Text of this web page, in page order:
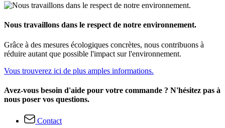
Nous travaillons dans le respect de notre environnement.
Grâce à des mesures écologiques concrètes, nous contribuons à
réduire autant que possible l'impact sur l'environnement.
Vous trouverez ici de plus amples informations.
Avez-vous besoin d'aide pour votre commande ? N'hésitez pas à
nous poser vos questions.
Contact